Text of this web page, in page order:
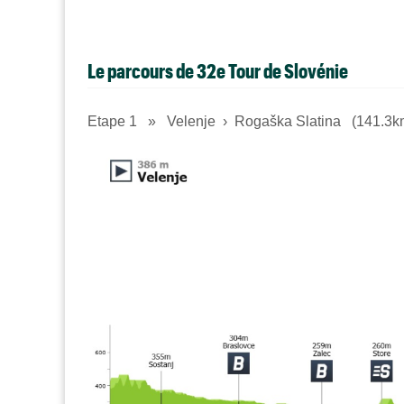
Le parcours de 32e Tour de Slovénie
Etape 1 » Velenje › Rogaška Slatina